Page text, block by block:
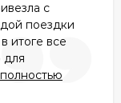
с
поездки
итоге все
для